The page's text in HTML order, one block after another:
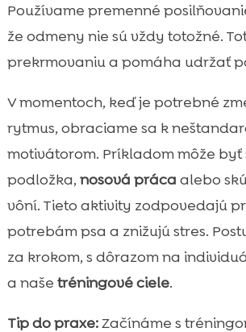
Používame premenné
že odmeny nie sú vždy totožné.
prekrmovaniu a pomáha udržať
V momentoch, keď je potrebné
rytmus, obraciame sa k
motivátorom. Príkladom môže
podložka, nosová práca alebo
vôní. Tieto aktivity zodpovedajú
potrebám psa a znižujú stres.
za krokom, s dôrazom na
a naše tréningové ciele.
Tip do praxe:Začínáme s